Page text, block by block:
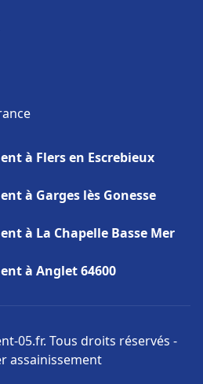
à Flers en Escrebieux
à Garges lès Gonesse
à La Chapelle Basse Mer
à Anglet 64600
05.fr. Tous droits réservés -
assainissement